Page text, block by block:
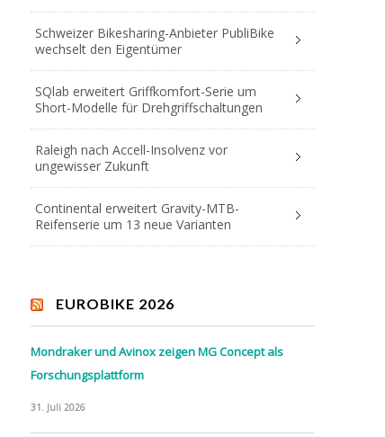
Schweizer Bikesharing-Anbieter PubliBike
wechselt den Eigentümer
SQlab erweitert Griffkomfort-Serie um
Short-Modelle für Drehgriffschaltungen
Raleigh nach Accell-Insolvenz vor
ungewisser Zukunft
Continental erweitert Gravity-MTB-
Reifenserie um 13 neue Varianten
EUROBIKE 2026
Mondraker und Avinox zeigen MG Concept als
Forschungsplattform
31. Juli 2026